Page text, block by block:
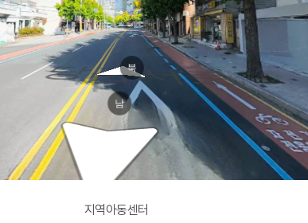
당감서로
북
남
지역아동센터